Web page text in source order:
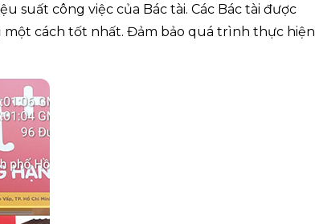
suất công việc của Bác tài. Các Bác tài được
một cách tốt nhất. Đảm bảo quá trình thực hiện